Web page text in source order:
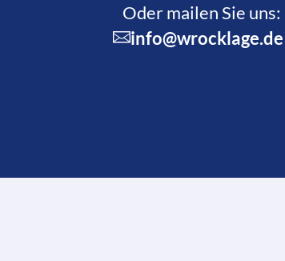
Oder mailen Sie uns:
info@wrocklage.de